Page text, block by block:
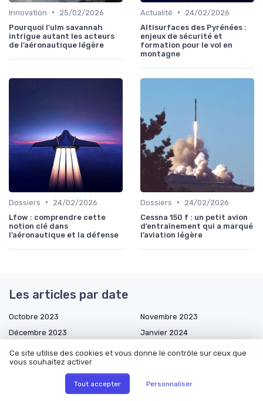
Innovation •
25/02/2026
Pourquoi l’ulm savannah
intrigue autant les acteurs
de l’aéronautique légère
Actualité •
24/02/2026
Altisurfaces des Pyrénées :
enjeux de sécurité et
formation pour le vol en
montagne
Dossiers •
24/02/2026
Lfow : comprendre cette
notion clé dans
l’aéronautique et la défense
Dossiers •
24/02/2026
Cessna 150 f : un petit avion
d’entraînement qui a marqué
l’aviation légère
Les articles par date
Octobre 2023
Novembre 2023
Décembre 2023
Janvier 2024
Septembre 2024
Janvier 2025
Ce site utilise des cookies et vous donne le contrôle sur ceux que
vous souhaitez activer
Tout accepter Personnaliser